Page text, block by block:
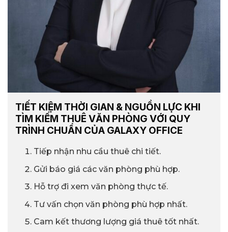
TIẾT KIỆM THỜI GIAN & NGUỒN LỰC KHI
TÌM KIẾM THUÊ VĂN PHÒNG VỚI QUY
TRÌNH CHUẨN CỦA GALAXY OFFICE
Tiếp nhận nhu cầu thuê chi tiết.
Gửi báo giá các văn phòng phù hợp.
Hỗ trợ đi xem văn phòng thực tế.
Tư vấn chọn văn phòng phù hợp nhất.
Cam kết thương lượng giá thuê tốt nhất.